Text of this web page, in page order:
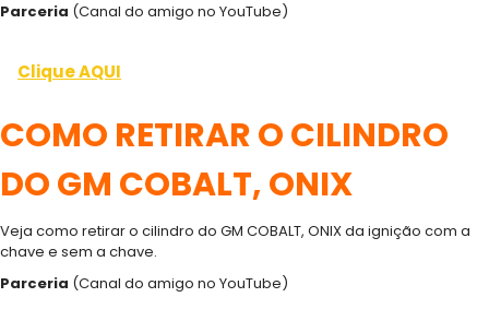
Parceria (Canal do amigo no YouTube)
Clique AQUI
COMO RETIRAR O CILINDRO
DO GM COBALT, ONIX
Veja como retirar o cilindro do GM COBALT, ONIX da ignição com a
chave e sem a chave.
Parceria (Canal do amigo no YouTube)